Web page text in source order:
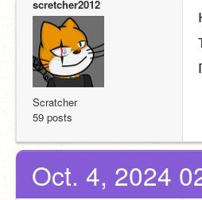
scretcher2012
Scratcher
59 posts
Oct. 4, 2024